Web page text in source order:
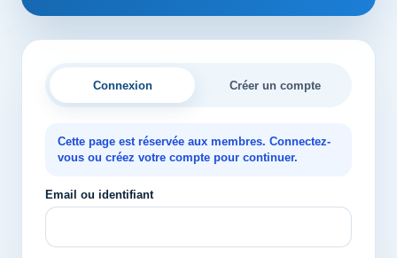
Connexion Créer un compte
Cette page est réservée aux membres. Connectez-
vous ou créez votre compte pour continuer.
Email ou identifiant